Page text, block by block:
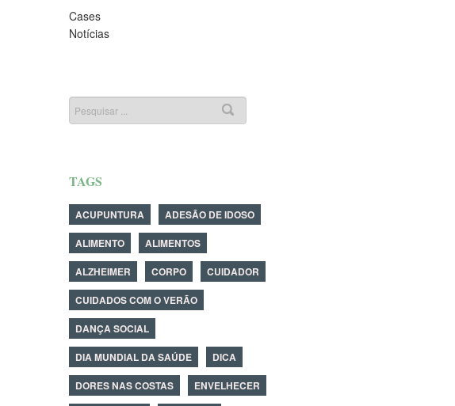
Cases
Notícias
TAGS
ACUPUNTURA
ADESÃO DE IDOSO
ALIMENTO
ALIMENTOS
ALZHEIMER
CORPO
CUIDADOR
CUIDADOS COM O VERÃO
DANÇA SOCIAL
DIA MUNDIAL DA SAÚDE
DICA
DORES NAS COSTAS
ENVELHECER